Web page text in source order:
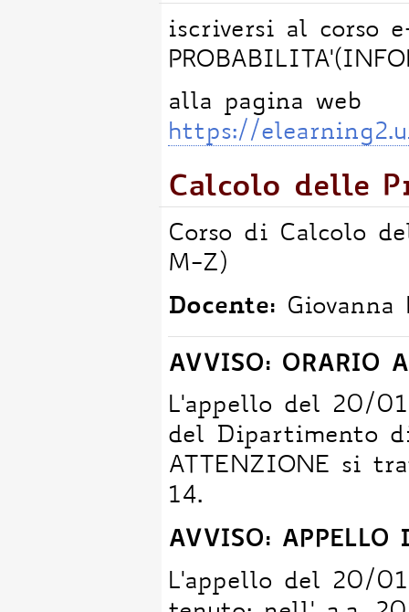
iscriversi al corso
alla pagina web
https://
Calcolo delle
Corso di Calcolo
M-Z)
Docente: Giovanna
AVVISO: ORARIO
L'appello del 20/
del Dipartimento
ATTENZIONE si
14.
AVVISO:
L'appello del 20/